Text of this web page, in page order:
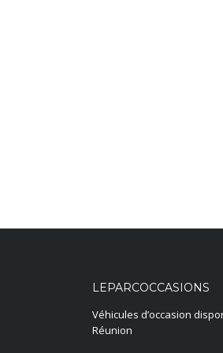
LEPARCOCCASIONS
Véhicules d’occasion
Réunion